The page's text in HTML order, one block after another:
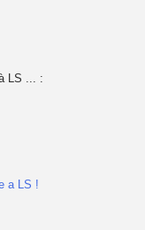
LS ... :
a LS !